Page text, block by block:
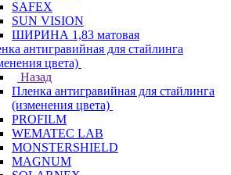
SAFEX
SUN VISION
ШИРИНА 1,83 матовая
антигравийная для стайлинга
цвета)
Назад
Пленка антигравийная для стайлинга
(изменения цвета)
PROFILM
WEMATEC LAB
MONSTERSHIELD
MAGNUM